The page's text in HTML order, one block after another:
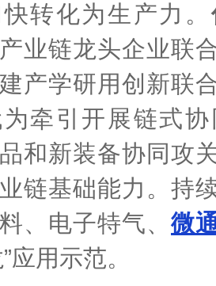
转化为生产力。
业链龙头企业联
产学研用创新联
牵引开展链式
和新装备协同攻
链基础能力。持
、电子特气、 微
应用示范。